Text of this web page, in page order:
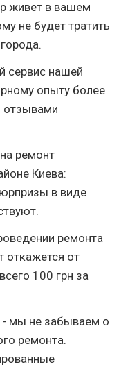
живет в вашем
не будет тратить
сервис нашей
опыту более
отзывами
ремонт
Киева:
в виде
ремонта
откажется от
100 грн за
- мы не забываем о
ремонта.